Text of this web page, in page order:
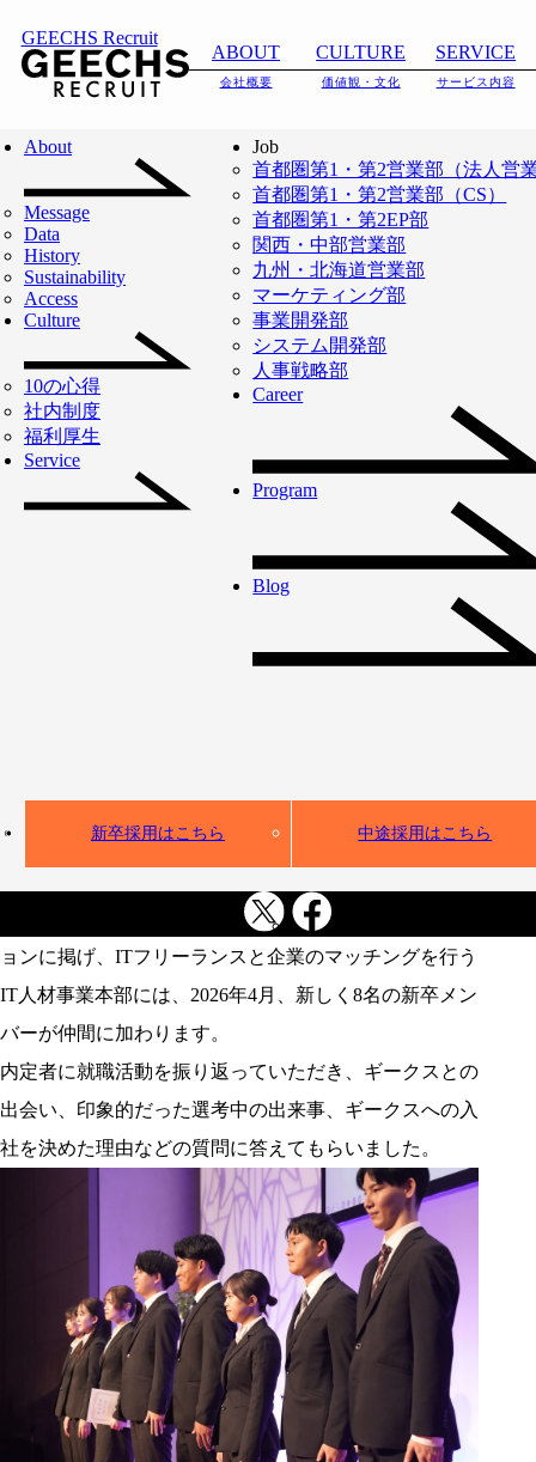
GEECHS Recruit
ABOUT
会社概要
CULTURE
価値観・文化
SERVICE
サービス内容
About
Message
Data
History
Sustainability
Access
Culture
10の心得
社内制度
福利厚生
Service
Job
首都圏第1・第2営業部（法人営
首都圏第1・第2営業部（CS）
首都圏第1・第2EP部
関西・中部営業部
九州・北海道営業部
マーケティング部
事業開発部
システム開発部
人事戦略部
Career
Program
Blog
新卒採用はこちら 中途採用はこちら
「ITフリーラン
ス」という成長市
場と「出る杭を讃
決め手！2026年新
卒入社内定者の本音
レポート
「働き方の新しい『当たり前』をつくる」を事業ミッシ
ョンに掲げ、ITフリーランスと企業のマッチングを行う
IT人材事業本部には、2026年4月、新しく8名の新卒メン
バーが仲間に加わります。
内定者に就職活動を振り返っていただき、ギークスとの
出会い、印象的だった選考中の出来事、ギークスへの入
社を決めた理由などの質問に答えてもらいました。